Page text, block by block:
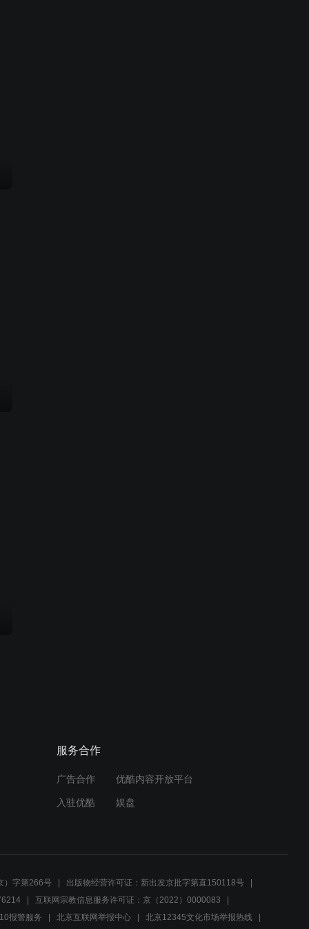
服务合作
广告合作 优酷内容开放平台
入驻优酷 娱盘
）字第266号
出版物经营许可证：新出发京批字第直150118号
互联网宗教信息服务许可证：京（2022）0000083
报警服务
北京互联网举报中心 北京12345文化市场举报热线